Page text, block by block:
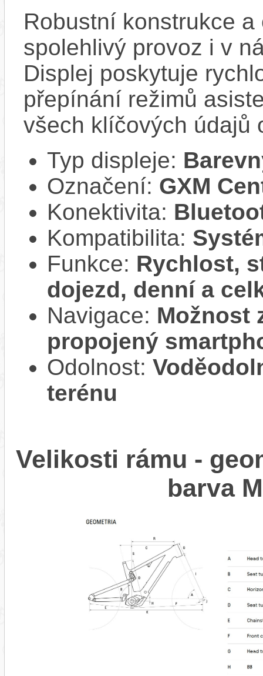
Robustní konstrukce
spolehlivý provoz i v
Displej poskytuje
přepínání režimů
všech klíčových údajů
Typ displeje:
Označení: GXM
Konektivita:
Kompatibilita:
Funkce: Rychlost,
dojezd, denní a
Navigace: Možnost
propojený
Odolnost:
terénu
Velikosti rámu -
barva